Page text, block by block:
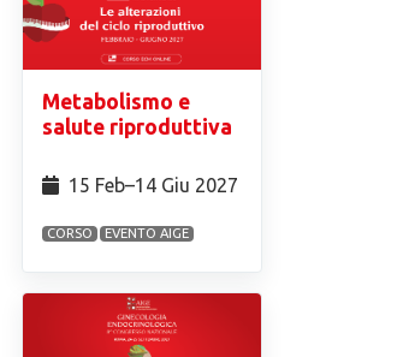
Metabolismo e
salute riproduttiva
15 Feb⁠–14 Giu 2027
CORSO EVENTO AIGE